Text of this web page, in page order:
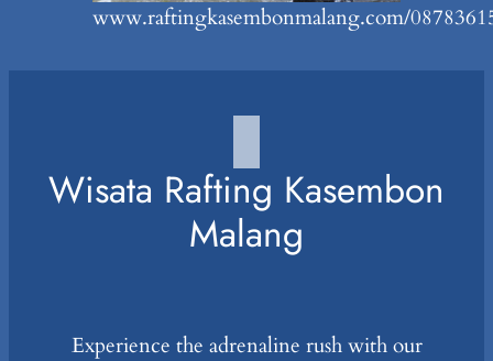
www.raftingkasembonmalang.com/
Wisata Rafting Kasembon
Malang
Experience the adrenaline rush with our